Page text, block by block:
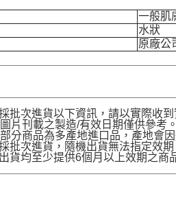
一般肌
水狀
原廠公
批次進貨以下資訊，請以實際收到
刊載之製造/有效日期僅供參考。
商品為多產地進口品，產地會因
批次進貨，隨機出貨無法指定效
貨均至少提供6個月以上效期之商